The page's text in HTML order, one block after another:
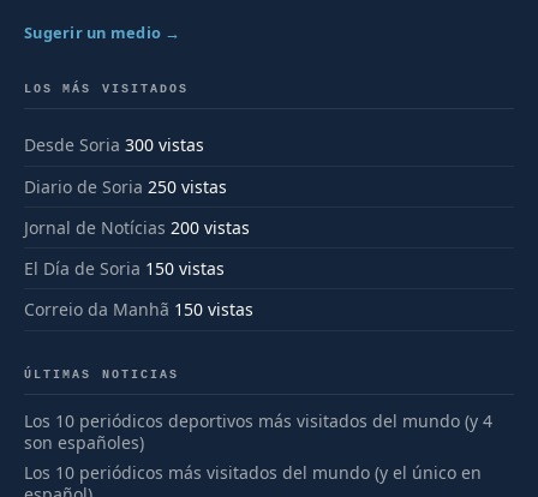
Sugerir un medio →
LOS MÁS VISITADOS
Desde Soria 300 vistas
Diario de Soria 250 vistas
Jornal de Notícias 200 vistas
El Día de Soria 150 vistas
Correio da Manhã 150 vistas
ÚLTIMAS NOTICIAS
Los 10 periódicos deportivos más visitados del mundo (y 4
son españoles)
Los 10 periódicos más visitados del mundo (y el único en